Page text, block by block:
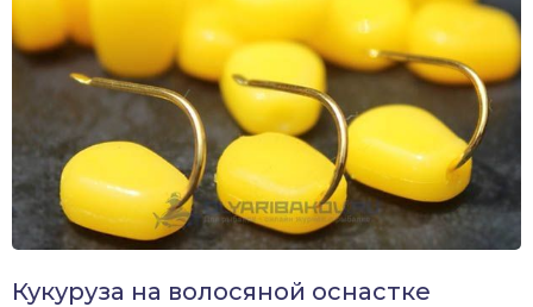
Кукуруза на волосяной оснастке